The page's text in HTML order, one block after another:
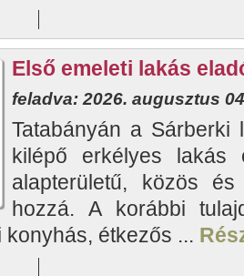
Első emeleti lakás
feladva: 2026. augusztus
Tatabányán a Sárberki
kilépő erkélyes
alapterületű, közös
hozzá. A korábbi
konyhás, étkezős ...